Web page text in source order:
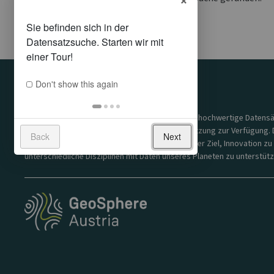
Der GeoSphere Austria Data Hub stellt qualitativ hochwertige
Forschung sowie öffentliche & kommerzielle Nutzung zur Verfügung.
Bereitstellung moderner Datendienste ist es unser Ziel, Innovation
unterschiedliche Disziplinen mit Daten unseres Planeten zu
Don't show this again
Back Next